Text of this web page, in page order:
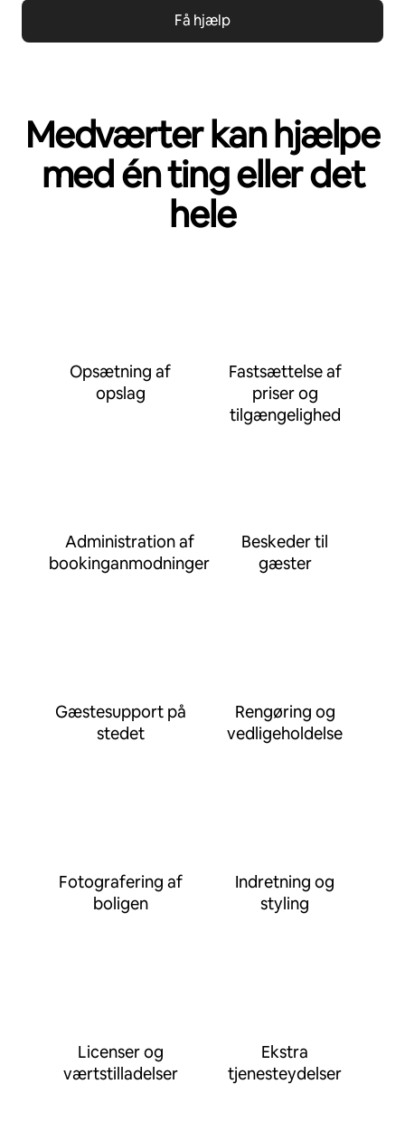
Få hjælp
Medværter kan hjælpe
med én ting eller det
hele
Opsætning af
opslag
Fastsættelse af
priser og
tilgængelighed
Administration af
bookinganmodninger
Beskeder til
gæster
Gæstesupport på
stedet
Rengøring og
vedligeholdelse
Fotografering af
boligen
Indretning og
styling
Licenser og
værtstilladelser
Ekstra
tjenesteydelser